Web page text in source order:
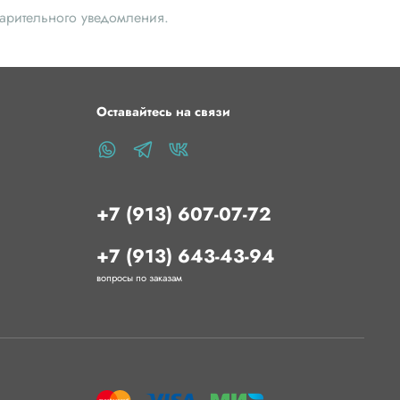
уведомления.
Оставайтесь на связи
+7 (913) 607-07-72
+7 (913) 643-43-94
вопросы по заказам